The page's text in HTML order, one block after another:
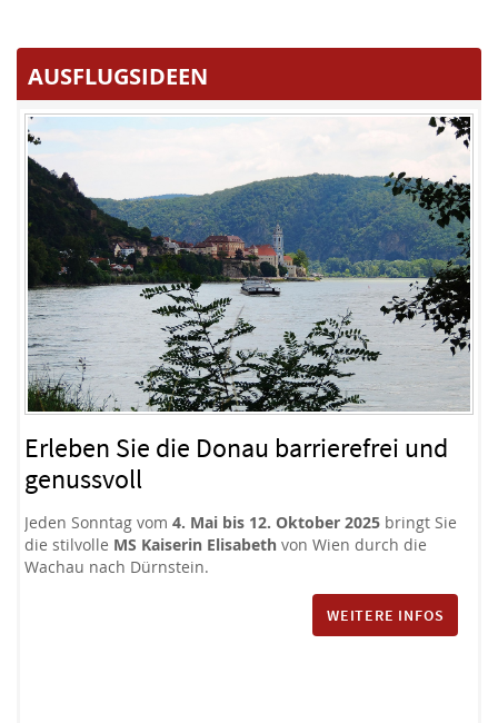
AUSFLUGSIDEEN
Erleben Sie die Donau barrierefrei und
genussvoll
Jeden Sonntag vom4. Mai bis 12. Oktober 2025 bringt Sie
die stilvolle MS Kaiserin Elisabeth von Wien durch die
Wachau nach Dürnstein.
WEITERE INFOS